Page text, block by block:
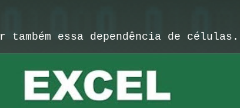
essa dependência de células.